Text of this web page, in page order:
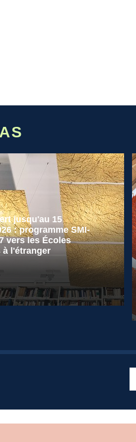
jusqu'au 15
: programme SMI-
vers les Écoles
à l'étranger